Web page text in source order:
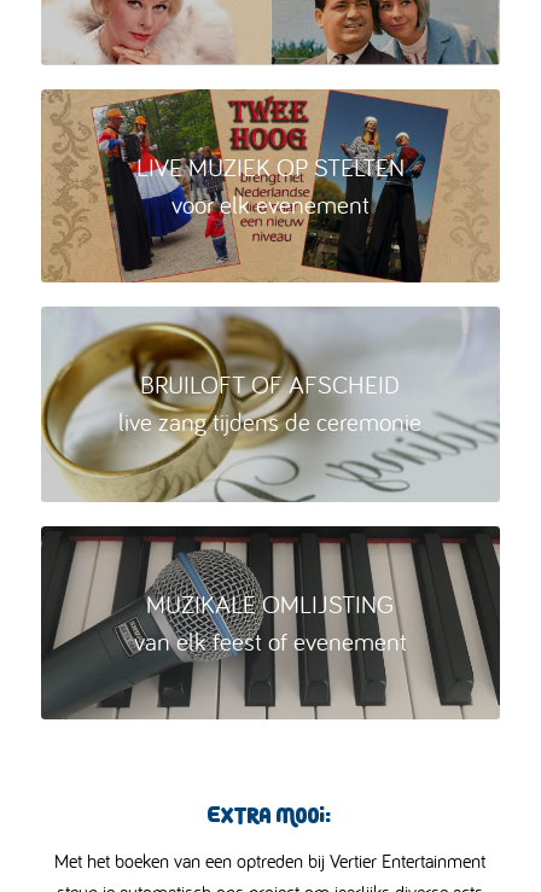
LIVE MUZIEK OP STELTEN
voor elk evenement
BRUILOFT OF AFSCHEID
live zang tijdens de ceremonie
MUZIKALE OMLIJSTING
van elk feest of evenement
Extra mooi:
Met het boeken van een optreden bij Vertier Entertainment